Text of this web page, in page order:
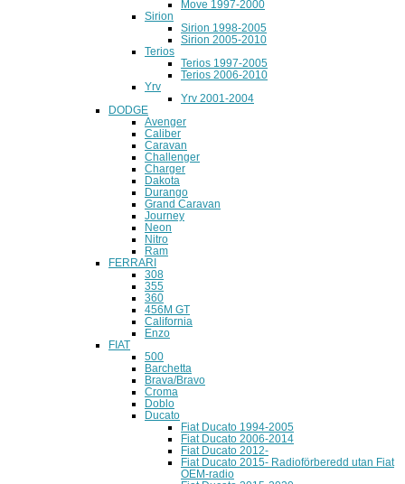
Move 1997-2000
Sirion
Sirion 1998-2005
Sirion 2005-2010
Terios
Terios 1997-2005
Terios 2006-2010
Yrv
Yrv 2001-2004
DODGE
Avenger
Caliber
Caravan
Challenger
Charger
Dakota
Durango
Grand Caravan
Journey
Neon
Nitro
Ram
FERRARI
308
355
360
456M GT
California
Enzo
FIAT
500
Barchetta
Brava/Bravo
Croma
Doblo
Ducato
Fiat Ducato 1994-2005
Fiat Ducato 2006-2014
Fiat Ducato 2012-
Fiat Ducato 2015- Radioförberedd utan Fiat
OEM-radio